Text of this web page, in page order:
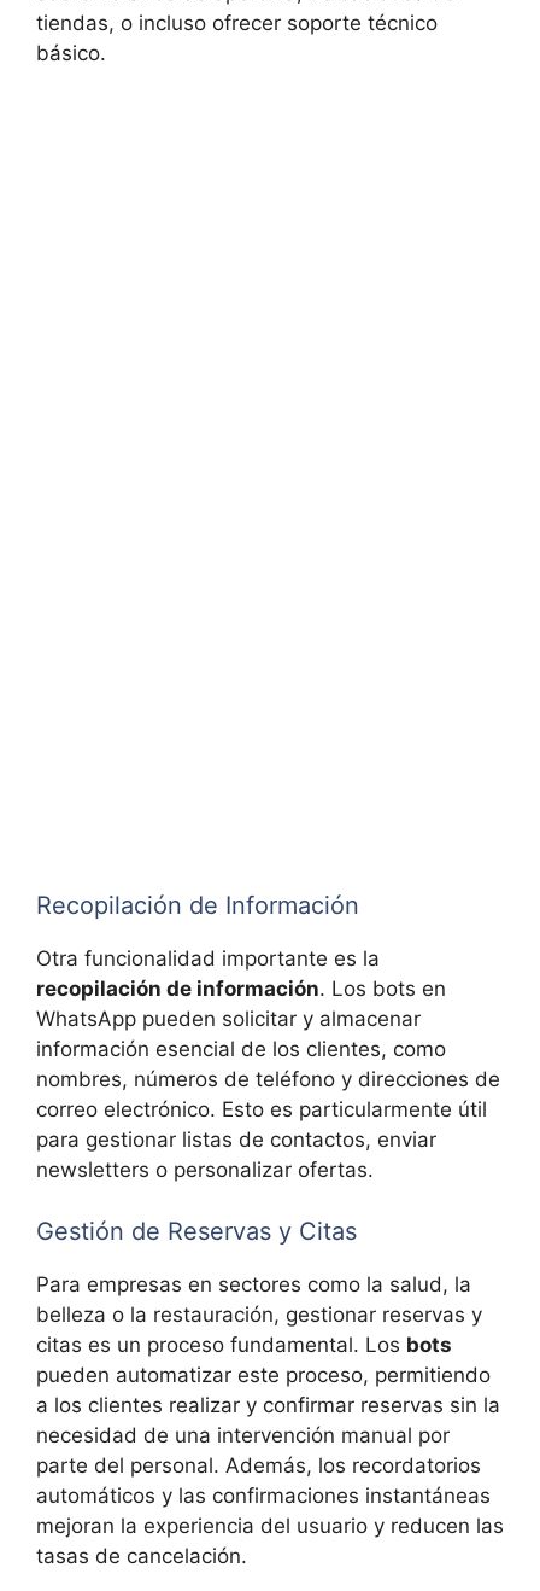
tiendas, o incluso ofrecer soporte técnico
básico.
Recopilación de Información
Otra funcionalidad importante es la
recopilación de información. Los bots en
WhatsApp pueden solicitar y almacenar
información esencial de los clientes, como
nombres, números de teléfono y direcciones de
correo electrónico. Esto es particularmente útil
para gestionar listas de contactos, enviar
newsletters o personalizar ofertas.
Gestión de Reservas y Citas
Para empresas en sectores como la salud, la
belleza o la restauración, gestionar reservas y
citas es un proceso fundamental. Los bots
pueden automatizar este proceso, permitiendo
a los clientes realizar y confirmar reservas sin la
necesidad de una intervención manual por
parte del personal. Además, los recordatorios
automáticos y las confirmaciones instantáneas
mejoran la experiencia del usuario y reducen las
tasas de cancelación.